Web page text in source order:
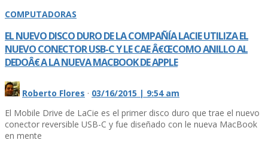
COMPUTADORAS
EL NUEVO DISCO DURO DE LA COMPAÑÍ­A LACIE UTILIZA EL
NUEVO CONECTOR USB-C Y LE CAE Â€ŒCOMO ANILLO AL
DEDOÂ€ A LA NUEVA MACBOOK DE APPLE
Roberto Flores · 03/16/2015 | 9:54 am
El Mobile Drive de LaCie es el primer disco duro que trae el nuevo
conector reversible USB-C y fue diseñado con le nueva MacBook
en mente